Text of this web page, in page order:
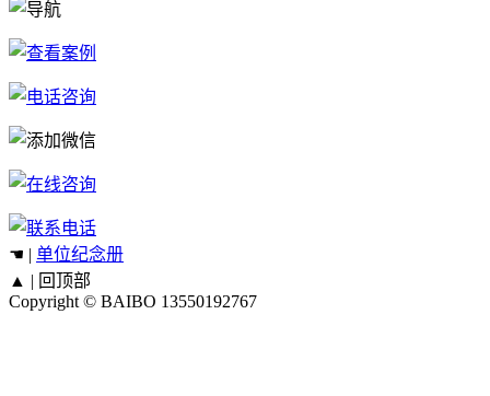
☚ | 单位纪念册
▲ | 回顶部
Copyright © BAIBO 13550192767